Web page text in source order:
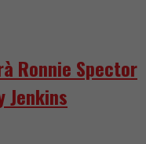
Ronnie Spector
Jenkins